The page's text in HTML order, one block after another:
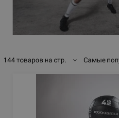
144 товаров на стр. Самые